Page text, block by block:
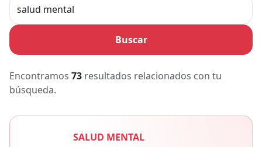
Buscar
Encontramos 73 resultados relacionados con tu
búsqueda.
SALUD MENTAL